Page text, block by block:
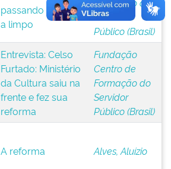
passando o Brasil
a limpo
Servidor
Público (Brasil)
Entrevista: Celso
Furtado: Ministério
da Cultura saiu na
frente e fez sua
reforma
Fundação
Centro de
Formação do
Servidor
Público (Brasil)
A reforma Alves, Aluízio